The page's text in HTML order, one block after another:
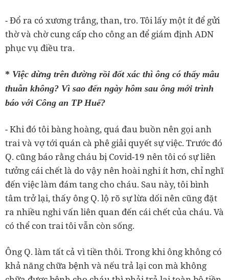
- Đổ ra có xương trắng, than, tro. Tôi lấy một ít để gửi
thờ và chờ cung cấp cho công an để giám định ADN
phục vụ điều tra.
* Việc dừng trên đường rồi đốt xác thì ông có thấy mâu
thuẫn không? Vì sao đến ngày hôm sau ông mới trình
báo với Công an TP Huế?
- Khi đó tôi bàng hoàng, quá đau buồn nên gọi anh
trai và vợ tới quán cà phê giải quyết sự việc. Trước đó
Q. cũng báo rằng cháu bị Covid-19 nên tôi có sự liên
tưởng cái chết là do vậy nên hoài nghi ít hơn, chỉ nghĩ
đến việc làm đám tang cho cháu. Sau này, tôi bình
tâm trở lại, thấy ông Q. lộ rõ sự lừa dối nên cũng đặt
ra nhiều nghi vấn liên quan đến cái chết của cháu. Và
có thể con trai tôi vẫn còn sống.
Ông Q. làm tất cả vì tiền thôi. Trong khi ông không có
khả năng chữa bệnh và nếu trả lại con mà không